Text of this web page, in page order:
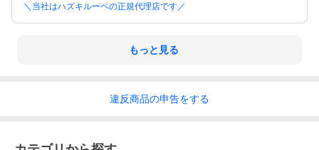
＼当社はハズキルーペの正規代理店です／
もっと見る
違反商品の申告をする